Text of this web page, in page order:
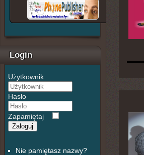
Login
Użytkownik
Hasło
Zapamiętaj
Zaloguj
Nie pamiętasz nazwy?